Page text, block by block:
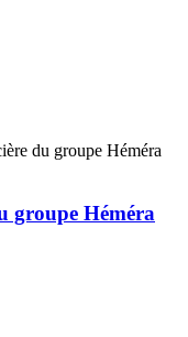
groupe Héméra